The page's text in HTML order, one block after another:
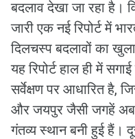
बदलाव देखा जा रहा है।
जारी एक नई रिपोर्ट में
दिलचस्प बदलावों का
यह रिपोर्ट हाल ही में
सर्वेक्षण पर आधारित है,
और जयपुर जैसी जगहें अब
गंतव्‍य स्‍थान बनी हुई हैं।